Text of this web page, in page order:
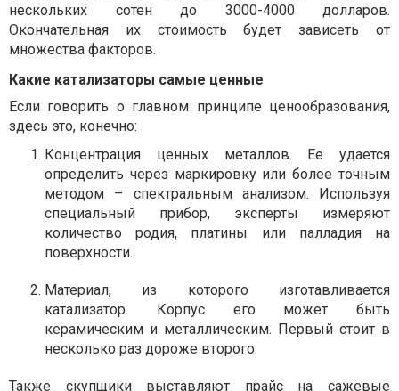
нескольких сотен до 3000-4000 долларов.
Окончательная их стоимость будет зависеть от
множества факторов.
Какие катализаторы самые ценные
Если говорить о главном принципе ценообразования,
здесь это, конечно:
Концентрация ценных металлов. Ее удается
определить через маркировку или более точным
методом – спектральным анализом. Используя
специальный прибор, эксперты измеряют
количество родия, платины или палладия на
поверхности.
Материал, из которого изготавливается
катализатор. Корпус его может быть
керамическим и металлическим. Первый стоит в
несколько раз дороже второго.
Также скупщики выставляют прайс на сажевые